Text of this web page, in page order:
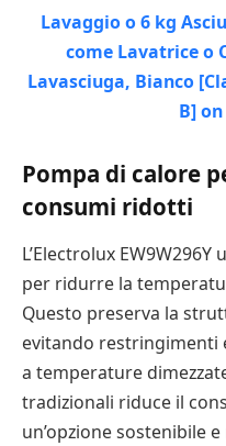
Pompa di calore
consumi ridotti
L’Electrolux
per ridurre la
Questo preserva la
evitando restringimenti
a temperature
tradizionali riduce il
un’opzione sostenibile